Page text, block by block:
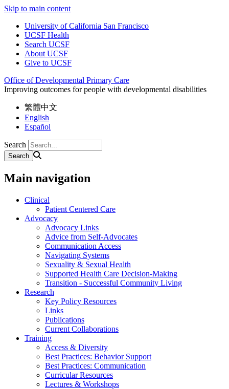
Skip to main content
University of California San Francisco
UCSF Health
Search UCSF
About UCSF
Give to UCSF
Office of Developmental Primary Care
Improving outcomes for people with developmental disabilities
繁體中文
English
Español
Search
Main navigation
Clinical
Patient Centered Care
Advocacy
Advocacy Links
Advice from Self-Advocates
Communication Access
Navigating Systems
Sexuality & Sexual Health
Supported Health Care Decision-Making
Transition - Successful Community Living
Research
Key Policy Resources
Links
Publications
Current Collaborations
Training
Access & Diversity
Best Practices: Behavior Support
Best Practices: Communication
Curricular Resources
Lectures & Workshops